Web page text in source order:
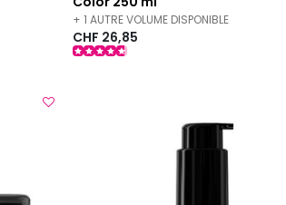
+ 1 AUTRE VOLUME DISPONIBLE
CHF 26,85